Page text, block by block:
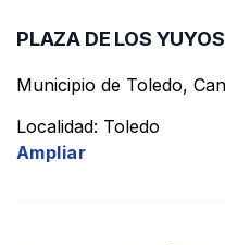
PLAZA DE LOS YUYOS
Municipio de Toledo,
Localidad: Toledo
Ampliar